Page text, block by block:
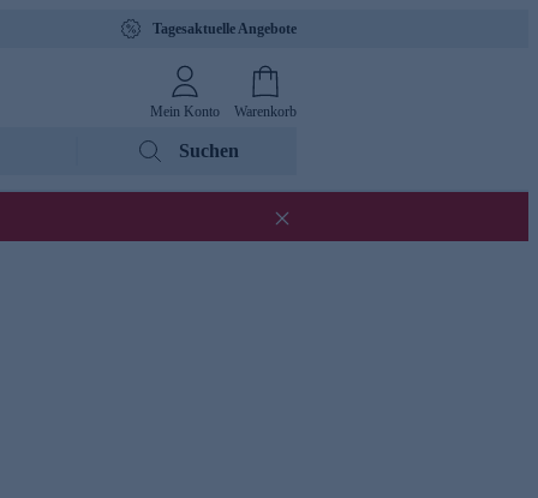
Tagesaktuelle Angebote
Mein Konto Warenkorb
Suchen